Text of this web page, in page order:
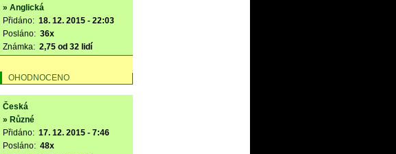
» Anglická
Přidáno: 18. 12. 2015 - 22:03
Posláno: 36x
Známka: 2,75 od 32 lidí
OHODNOCENO
Česká
» Různé
Přidáno: 17. 12. 2015 - 7:46
Posláno: 48x